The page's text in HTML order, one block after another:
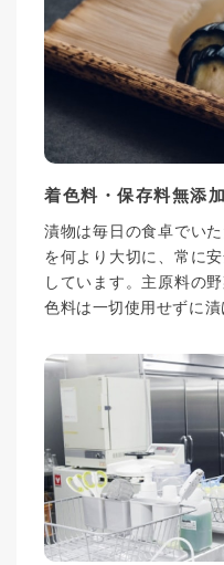
着色料・保存料無添加
漬物は毎日の食卓でい
を何より大切に、常に
しています。主原料の
色料は一切使用せずに漬